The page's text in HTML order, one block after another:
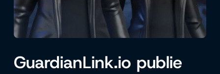
GuardianLink.io publie